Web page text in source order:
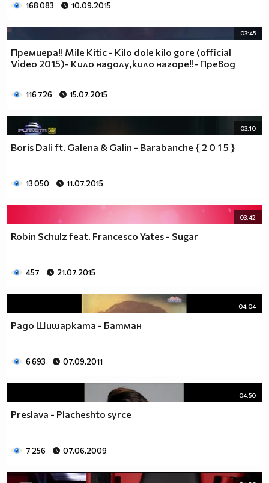
168 083 10.09.2015
03:45
Премиера!! Mile Kitic - Kilo dole kilo gore (official
Video 2015)- Кило надолу,кило нагоре!!- Превод
116 726 15.07.2015
03:10
Boris Dali ft. Galena & Galin - Barabanche { 2 0 1 5 }
13 050 11.07.2015
03:42
Robin Schulz feat. Francesco Yates - Sugar
457 21.07.2015
04:04
Радо Шишарката - Батман
6 693 07.09.2011
04:50
Preslava - Placheshto syrce
7 256 07.06.2009